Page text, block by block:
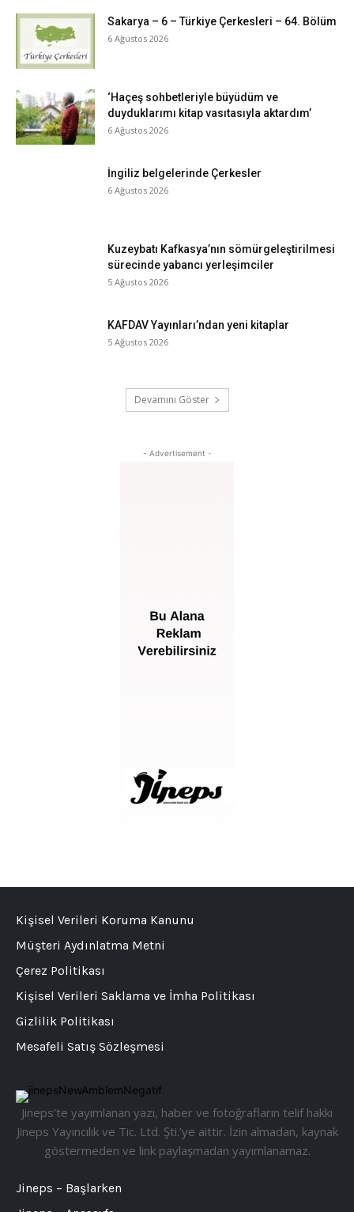
Sakarya – 6 – Türkiye Çerkesleri – 64. Bölüm
6 Ağustos 2026
‘Haçeş sohbetleriyle büyüdüm ve
duyduklarımı kitap vasıtasıyla aktardım’
6 Ağustos 2026
İngiliz belgelerinde Çerkesler
6 Ağustos 2026
Kuzeybatı Kafkasya’nın sömürgeleştirilmesi
sürecinde yabancı yerleşimciler
5 Ağustos 2026
KAFDAV Yayınları’ndan yeni kitaplar
5 Ağustos 2026
Devamını Göster
- Advertisement -
Jineps’te yayımlanan yazı, haber ve fotoğrafların telif hakkı
Jineps Yayıncılık ve Tic. Ltd. Şti.’ye aittir. İzin almadan, kaynak
göstermeden ve link paylaşmadan yayımlanamaz.
Jineps – Başlarken
Kişisel Verileri Koruma Kanunu
Müşteri Aydınlatma Metni
Çerez Politikası
Kişisel Verileri Saklama ve İmha Politikası
Gizlilik Politikası
Mesafeli Satış Sözleşmesi